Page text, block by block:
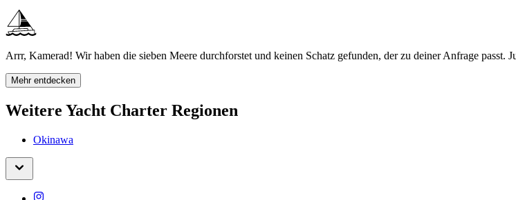
Arrr, Kamerad! Wir haben die sieben Meere durchforstet und keinen Schatz gefunden, der zu deiner Anfrage passt.
Mehr entdecken
Weitere Yacht Charter Regionen
Okinawa